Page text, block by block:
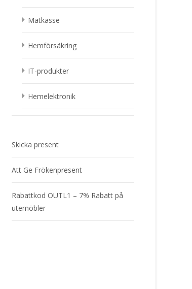
Matkasse
Hemförsäkring
IT-produkter
Hemelektronik
Skicka present
Att Ge Frökenpresent
Rabattkod OUTL1 – 7% Rabatt på
utemöbler